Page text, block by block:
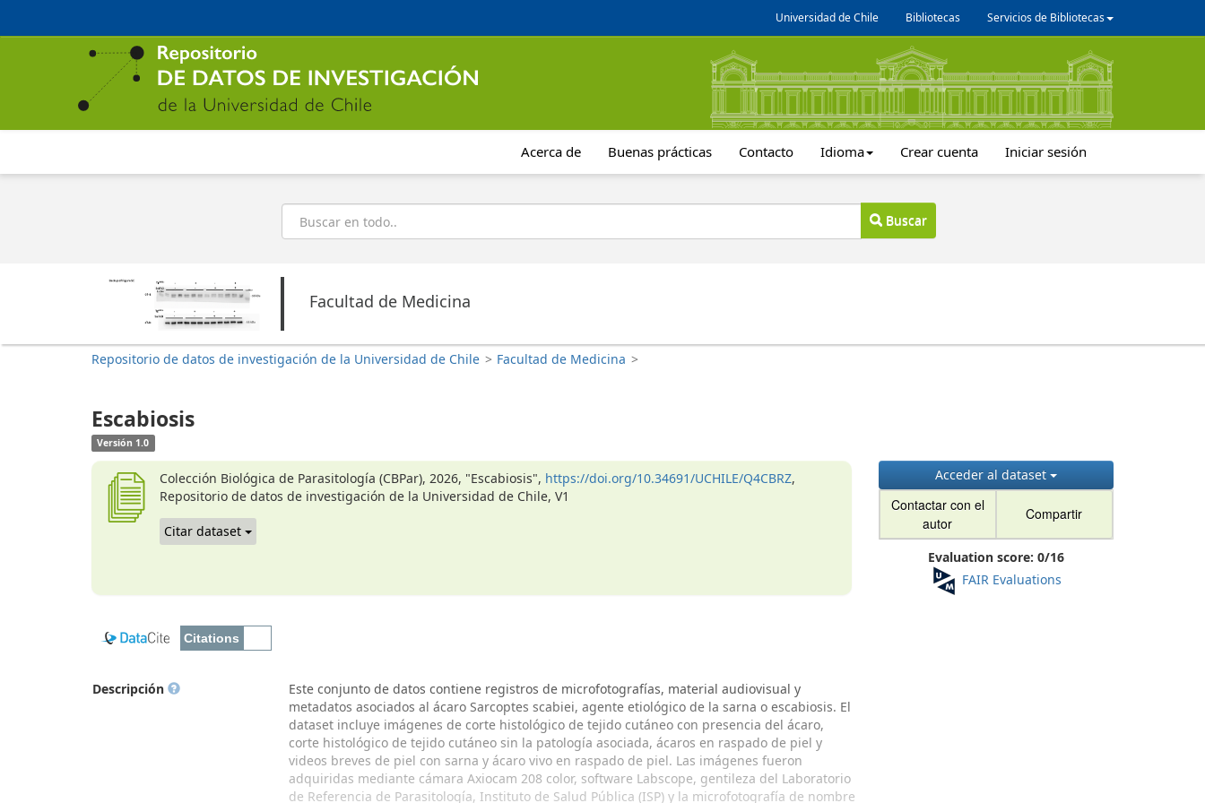
contenido
Universidad de Chile Bibliotecas Servicios de Bibliotecas
Acerca de Buenas prácticas Contacto Idioma Crear cuenta Iniciar sesión
Buscar
Buscar
Facultad de Medicina
Repositorio de datos de investigación de la Universidad de Chile > Facultad de Medicina >
Escabiosis
Versión 1.0
Colección Biológica de Parasitología (CBPar), 2026, "Escabiosis", https://doi.org/10.34691/UCHILE/Q4CBRZ,
Repositorio de datos de investigación de la Universidad de Chile, V1
Citar dataset
Acceder al dataset
Contactar con el
autor
Compartir
Evaluation score: 0/16
FAIR Evaluations
Descripción
Este conjunto de datos contiene registros de microfotografías, material audiovisual y
metadatos asociados al ácaro Sarcoptes scabiei, agente etiológico de la sarna o escabiosis. El
dataset incluye imágenes de corte histológico de tejido cutáneo con presencia del ácaro,
corte histológico de tejido cutáneo sin la patología asociada, ácaros en raspado de piel y
videos breves de piel con sarna y ácaro vivo en raspado de piel. Las imágenes fueron
adquiridas mediante cámara Axiocam 208 color, software Labscope, gentileza del Laboratorio
de Referencia de Parasitología, Instituto de Salud Pública (ISP) y la microfotografía de nombre